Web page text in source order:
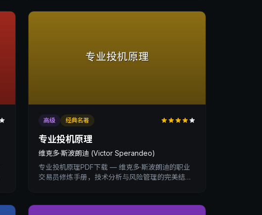
高级 经典名著
专业投机原理
维克多·斯波朗迪 (Victor Sperandeo)
专业投机原理PDF下载 — 维克多·斯波朗迪的职业
交易员修炼手册，技术分析与风险管理的完美结